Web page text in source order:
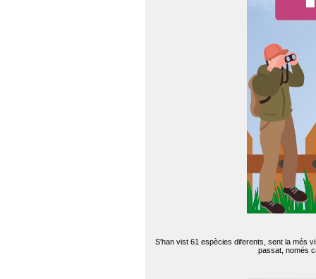
S'han vist 61 espècies diferents, sent la més
passat, només